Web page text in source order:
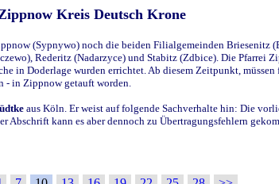
Kreis Deutsch Krone
(Sypnywo) noch die beiden Filialgemeinden
Rederitz (Nadarzyce) und Stabitz (Zdbice). Die
in Doderlage wurden errichtet. Ab diesem Zeitpunkt,
- in Zippnow getauft worden.
aus Köln. Er weist auf folgende Sachverhalte hin: Die
kann es aber dennoch zu Übertragungsfehlern